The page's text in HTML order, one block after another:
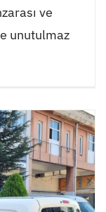
ve
unutulmaz